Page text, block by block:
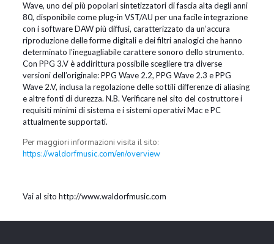
Wave, uno dei più popolari sintetizzatori di fascia alta degli anni
80, disponibile come plug-in VST/AU per una facile integrazione
con i software DAW più diffusi, caratterizzato da un’accura
riproduzione delle forme digitali e dei filtri analogici che hanno
determinato l’ineguagliabile carattere sonoro dello strumento.
Con PPG 3.V è addirittura possibile scegliere tra diverse
versioni dell’originale: PPG Wave 2.2, PPG Wave 2.3 e PPG
Wave 2.V, inclusa la regolazione delle sottili differenze di aliasing
e altre fonti di durezza. N.B. Verificare nel sito del costruttore i
requisiti minimi di sistema e i sistemi operativi Mac e PC
attualmente supportati.
Per maggiori informazioni visita il sito:
https://waldorfmusic.com/en/overview
Vai al sito http://www.waldorfmusic.com